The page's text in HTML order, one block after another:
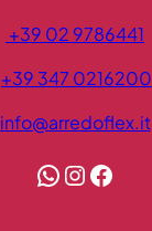
+39 02 9786441
+39 347 0216200
info@arredoflex.it
WhatsApp InstagramFacebook